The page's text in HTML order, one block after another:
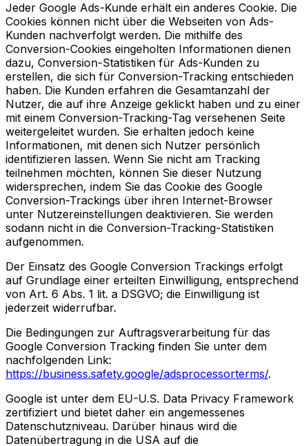
Jeder Google Ads-Kunde erhält ein anderes Cookie. Die
Cookies können nicht über die Webseiten von Ads-
Kunden nachverfolgt werden. Die mithilfe des
Conversion-Cookies eingeholten Informationen dienen
dazu, Conversion-Statistiken für Ads-Kunden zu
erstellen, die sich für Conversion-Tracking entschieden
haben. Die Kunden erfahren die Gesamtanzahl der
Nutzer, die auf ihre Anzeige geklickt haben und zu einer
mit einem Conversion-Tracking-Tag versehenen Seite
weitergeleitet wurden. Sie erhalten jedoch keine
Informationen, mit denen sich Nutzer persönlich
identifizieren lassen. Wenn Sie nicht am Tracking
teilnehmen möchten, können Sie dieser Nutzung
widersprechen, indem Sie das Cookie des Google
Conversion-Trackings über ihren Internet-Browser
unter Nutzereinstellungen deaktivieren. Sie werden
sodann nicht in die Conversion-Tracking-Statistiken
aufgenommen.
Der Einsatz des Google Conversion Trackings erfolgt
auf Grundlage einer erteilten Einwilligung, entsprechend
von Art. 6 Abs. 1 lit. a DSGVO; die Einwilligung ist
jederzeit widerrufbar.
Die Bedingungen zur Auftragsverarbeitung für das
Google Conversion Tracking finden Sie unter dem
nachfolgenden Link:
https://business.safety.google/adsprocessorterms/.
Google ist unter dem EU-U.S. Data Privacy Framework
zertifiziert und bietet daher ein angemessenes
Datenschutzniveau. Darüber hinaus wird die
Datenübertragung in die USA auf die